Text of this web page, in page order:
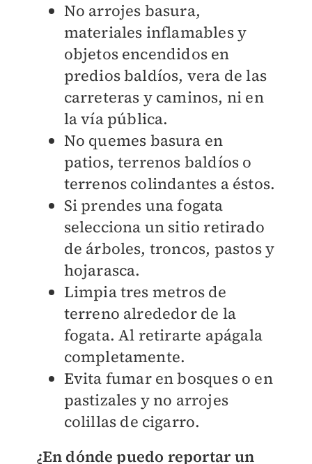
No arrojes basura,
materiales inflamables y
objetos encendidos en
predios baldíos, vera de las
carreteras y caminos, ni en
la vía pública.
No quemes basura en
patios, terrenos baldíos o
terrenos colindantes a éstos.
Si prendes una fogata
selecciona un sitio retirado
de árboles, troncos, pastos y
hojarasca.
Limpia tres metros de
terreno alrededor de la
fogata. Al retirarte apágala
completamente.
Evita fumar en bosques o en
pastizales y no arrojes
colillas de cigarro.
¿En dónde puedo reportar un